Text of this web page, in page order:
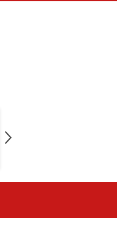
-